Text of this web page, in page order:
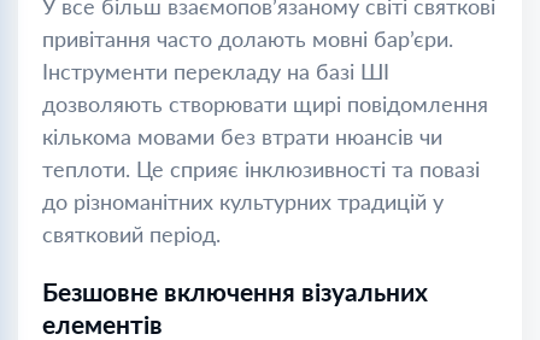
У все більш взаємопов’язаному світі святкові
привітання часто долають мовні бар’єри.
Інструменти перекладу на базі ШІ
дозволяють створювати щирі повідомлення
кількома мовами без втрати нюансів чи
теплоти. Це сприяє інклюзивності та повазі
до різноманітних культурних традицій у
святковий період.
Безшовне включення візуальних
елементів